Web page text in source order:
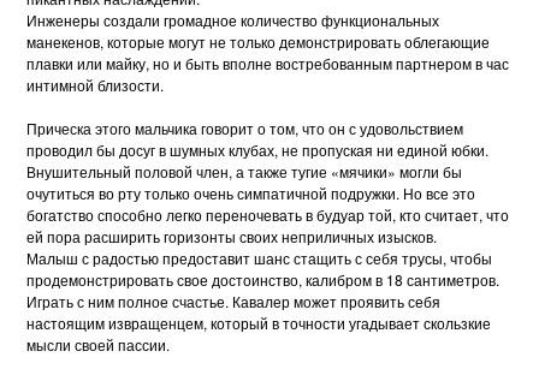
Инженеры создали громадное количество функциональных
манекенов, которые могут не только демонстрировать облегающие
плавки или майку, но и быть вполне востребованным партнером в час
интимной близости.
Прическа этого мальчика говорит о том, что он с удовольствием
проводил бы досуг в шумных клубах, не пропуская ни единой юбки.
Внушительный половой член, а также тугие «мячики» могли бы
очутиться во рту только очень симпатичной подружки. Но все это
богатство способно легко переночевать в будуар той, кто считает, что
ей пора расширить горизонты своих неприличных изысков.
Малыш с радостью предоставит шанс стащить с себя трусы, чтобы
продемонстрировать свое достоинство, калибром в 18 сантиметров.
Играть с ним полное счастье. Кавалер может проявить себя
настоящим извращенцем, который в точности угадывает скользкие
мысли своей пассии.